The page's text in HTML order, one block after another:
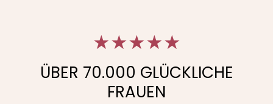
★★★★★
ÜBER 70.000 GLÜCKLICHE
FRAUEN